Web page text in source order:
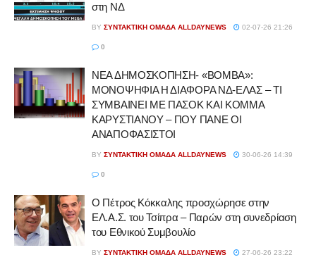
στη ΝΔ
BY ΣΥΝΤΑΚΤΙΚΉ ΟΜΆΔΑ ALLDAYNEWS 02-07-26 21:26
0
ΝΕΑ ΔΗΜΟΣΚΟΠΗΣΗ- «ΒΟΜΒΑ»:
ΜΟΝΟΨΗΦΙΑ Η ΔΙΑΦΟΡΑ ΝΔ-ΕΛΑΣ – ΤΙ
ΣΥΜΒΑΙΝΕΙ ΜΕ ΠΑΣΟΚ ΚΑΙ ΚΟΜΜΑ
ΚΑΡΥΣΤΙΑΝΟΥ – ΠΟΥ ΠΑΝΕ ΟΙ
ΑΝΑΠΟΦΑΣΙΣΤΟΙ
BY ΣΥΝΤΑΚΤΙΚΉ ΟΜΆΔΑ ALLDAYNEWS 30-06-26 14:39
0
Ο Πέτρος Κόκκαλης προσχώρησε στην
ΕΛ.Α.Σ. του Τσίπρα – Παρών στη συνεδρίαση
του Εθνικού Συμβουλίο
BY ΣΥΝΤΑΚΤΙΚΉ ΟΜΆΔΑ ALLDAYNEWS 27-06-26 23:22